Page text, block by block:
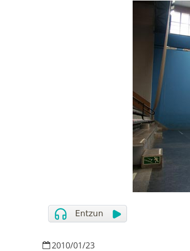
2010/01/23